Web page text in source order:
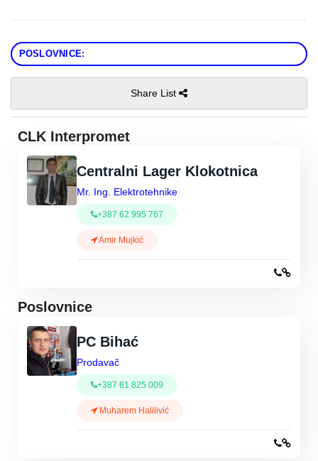
POSLOVNICE:
Share List
CLK Interpromet
Centralni Lager Klokotnica
Mr. Ing. Elektrotehnike
+387 62 995 767
Amir Mujkić
Poslovnice
PC Bihać
Prodavač
+387 61 825 009
Muharem Halilivić